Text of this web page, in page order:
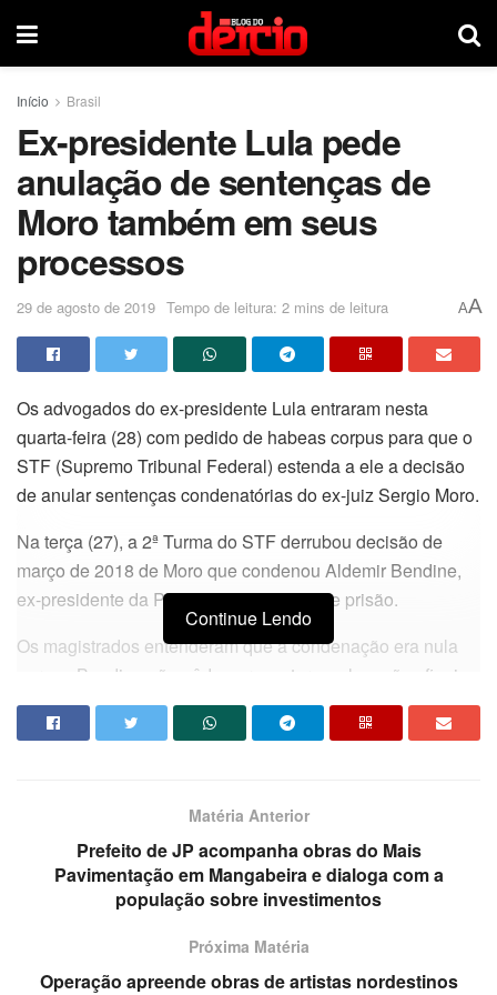
Início Brasil
Ex-presidente Lula pede
anulação de sentenças de
Moro também em seus
processos
29 de agosto de 2019 Tempo de leitura: 2 mins de leitura AA
Os advogados do ex-presidente Lula entraram nesta
quarta-feira (28) com pedido de habeas corpus para que o
STF (Supremo Tribunal Federal) estenda a ele a decisão
de anular sentenças condenatórias do ex-juiz Sergio Moro.
Na terça (27), a 2ª Turma do STF derrubou decisão de
março de 2018 de Moro que condenou Aldemir Bendine,
ex-presidente da Petrobras, a 11 anos de prisão.
Os magistrados entenderam que a condenação era nula
porque Bendine não pôde apresentar as alegações finais
de sua defesa depois de delatores da Odebrecht que
faziam acusações a ele.
nesse sentido a outros tribunais. Mas, diante da decisão
pedindo que o mesmo direito seja reconhecido para o ex-
Os defensores do petista relatam pedidos que foram
apresentados a Moro e indeferidos pelo então juiz.No
Continue Lendo
Matéria Anterior
Prefeito de JP acompanha obras do Mais
Pavimentação em Mangabeira e dialoga com a
população sobre investimentos
Próxima Matéria
Operação apreende obras de artistas nordestinos